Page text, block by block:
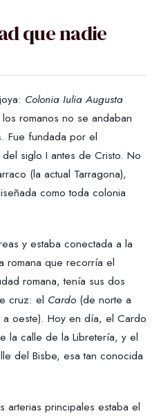
que nadie
Colonia Iulia Augusta
romanos no se andaban
Fue fundada por el
siglo I antes de Cristo. No
(la actual Tarragona),
como toda colonia
y estaba conectada a la
romana que recorría el
romana, tenía sus dos
cruz: el Cardo (de norte a
a oeste). Hoy en día, el Cardo
la calle de la Libretería, y el
del Bisbe, esa tan conocida
arterias principales estaba el